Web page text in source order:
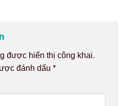
được hiển thị công khai.
đánh dấu *